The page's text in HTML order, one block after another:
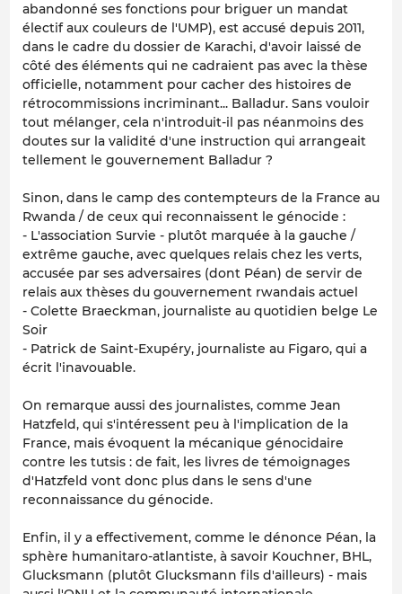
abandonné ses fonctions pour briguer un mandat
électif aux couleurs de l'UMP), est accusé depuis 2011,
dans le cadre du dossier de Karachi, d'avoir laissé de
côté des éléments qui ne cadraient pas avec la thèse
officielle, notamment pour cacher des histoires de
rétrocommissions incriminant... Balladur. Sans vouloir
tout mélanger, cela n'introduit-il pas néanmoins des
doutes sur la validité d'une instruction qui arrangeait
tellement le gouvernement Balladur ?
Sinon, dans le camp des contempteurs de la France au
Rwanda / de ceux qui reconnaissent le génocide :
- L'association Survie - plutôt marquée à la gauche /
extrême gauche, avec quelques relais chez les verts,
accusée par ses adversaires (dont Péan) de servir de
relais aux thèses du gouvernement rwandais actuel
- Colette Braeckman, journaliste au quotidien belge Le
Soir
- Patrick de Saint-Exupéry, journaliste au Figaro, qui a
écrit l'inavouable.
On remarque aussi des journalistes, comme Jean
Hatzfeld, qui s'intéressent peu à l'implication de la
France, mais évoquent la mécanique génocidaire
contre les tutsis : de fait, les livres de témoignages
d'Hatzfeld vont donc plus dans le sens d'une
reconnaissance du génocide.
Enfin, il y a effectivement, comme le dénonce Péan, la
sphère humanitaro-atlantiste, à savoir Kouchner, BHL,
Glucksmann (plutôt Glucksmann fils d'ailleurs) - mais